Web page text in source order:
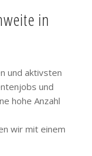
in
und aktivsten
und
hohe Anzahl
wir mit einem